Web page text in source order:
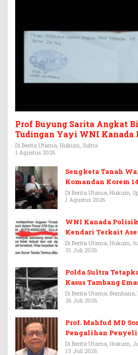
Prof Buyung Sarita Angkat
Tudingan Yayi WNI Kanada
Rp3,6 Miliar
Di Berita Utama, Hukum, Sultra
1 Agustus 2026
Sengketa Tanah
Komandan Korem
Warisan Menjadi
Di Berita Utama, Hukum,
1 Agustus 2026
WNI Kanada
Kendari Terkait
Di Berita Utama, Hukum,
31 Juli 2026
Polda Sultra
Kasus Tambang
Di Berita Utama,
26 Juli 2026
Prof. Mahfud MD
Pengalihan
Febrie Adriansyah
Di Berita Utama, Hukum,
13 Juli 2026